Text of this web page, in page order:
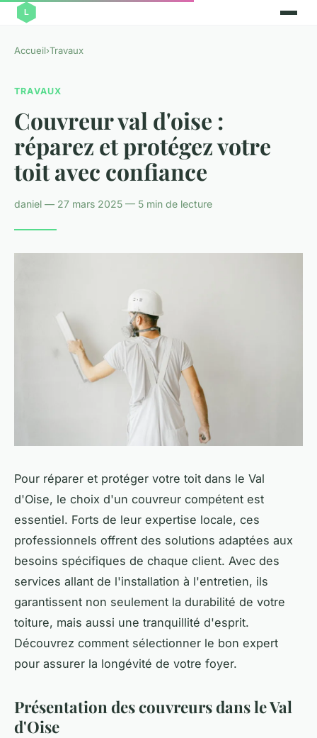
Accueil›Travaux
TRAVAUX
Couvreur val d'oise :
réparez et protégez votre
toit avec confiance
daniel — 27 mars 2025 — 5 min de lecture
Pour réparer et protéger votre toit dans le Val
d'Oise, le choix d'un couvreur compétent est
essentiel. Forts de leur expertise locale, ces
professionnels offrent des solutions adaptées aux
besoins spécifiques de chaque client. Avec des
services allant de l'installation à l'entretien, ils
garantissent non seulement la durabilité de votre
toiture, mais aussi une tranquillité d'esprit.
Découvrez comment sélectionner le bon expert
pour assurer la longévité de votre foyer.
Présentation des couvreurs dans le Val
d'Oise